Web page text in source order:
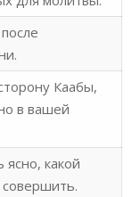
Каабы,
в вашей
какой